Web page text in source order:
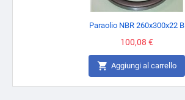
Paraolio NBR 260x300x22 B
Prezzo
100,08 €
 Aggiungi al carrello